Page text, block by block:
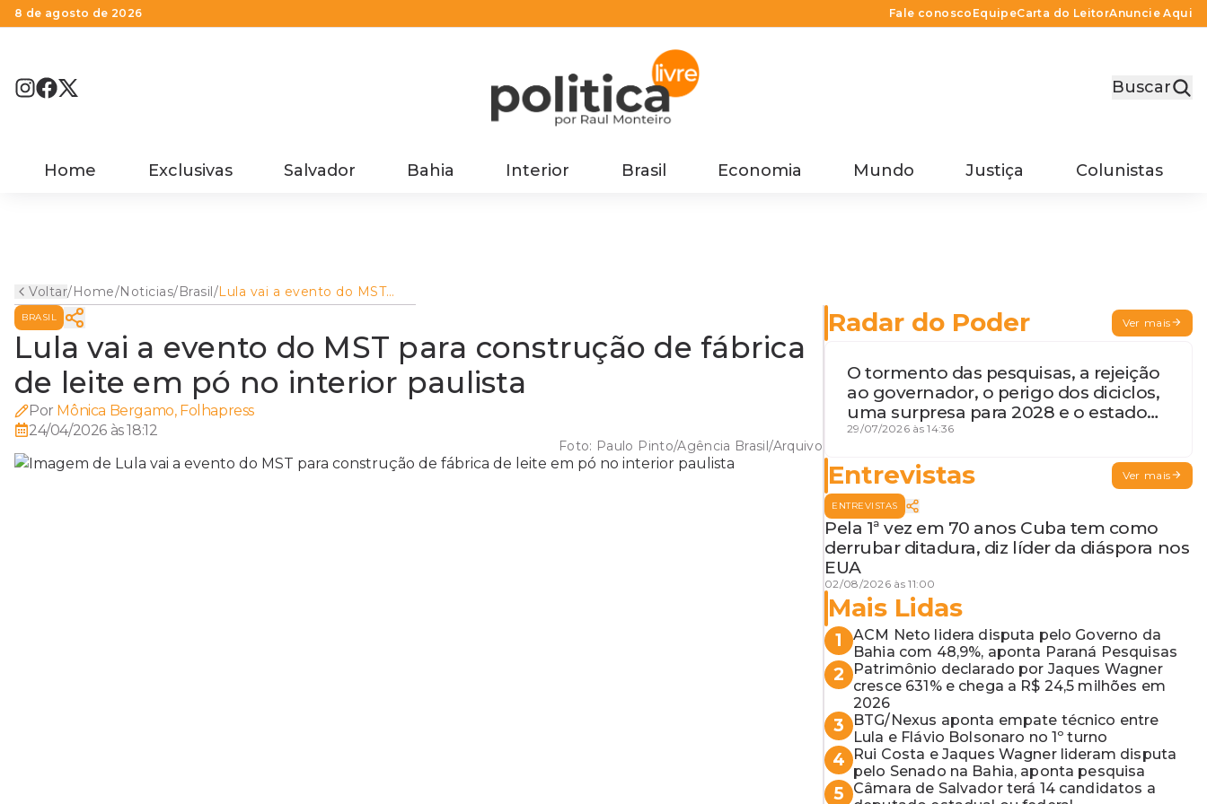
8 de agosto de 2026 Fale conosco EquipeCarta do LeitorAnuncie Aqui
Buscar
Home Exclusivas Salvador Bahia Interior Brasil Economia Mundo Justiça Colunistas
Voltar/Home/Noticias/Brasil/Lula vai a evento do MST
para construção de fábrica de
paulista
BRASIL
Lula vai a evento do MST para construção de fábrica
de leite em pó no interior paulista
Por Mônica Bergamo, Folhapress
24/04/2026 às 18:12
Foto: Paulo Pinto/Agência Brasil/Arquivo
Radar do Poder Ver mais
O tormento das pesquisas, a rejeição
ao governador, o perigo dos diciclos,
uma surpresa para 2028 e o estado
de terceira guerra mundial
29/07/2026 às 14:36
Entrevistas Ver mais
ENTREVISTAS
Pela 1ª vez em 70 anos Cuba tem como
derrubar ditadura, diz líder da diáspora nos
EUA
02/08/2026 às 11:00
Mais Lidas
1
ACM Neto lidera disputa pelo Governo da
Bahia com 48,9%, aponta Paraná Pesquisas
2
Patrimônio declarado por Jaques Wagner
cresce 631% e chega a R$ 24,5 milhões em
2026
3
BTG/Nexus aponta empate técnico entre
Lula e Flávio Bolsonaro no 1º turno
4
Rui Costa e Jaques Wagner lideram disputa
pelo Senado na Bahia, aponta pesquisa
5
Câmara de Salvador terá 14 candidatos a